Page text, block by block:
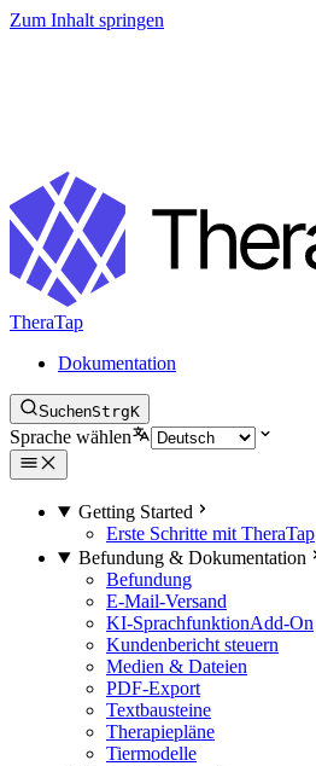
Zum Inhalt springen
TheraTap
Dokumentation
SuchenStrgK
Sprache wählen
Getting Started
Erste Schritte mit TheraTap
Befundung & Dokumentation
Befundung
E-Mail-Versand
KI-SprachfunktionAdd-On
Kundenbericht steuern
Medien & Dateien
PDF-Export
Textbausteine
Therapiepläne
Tiermodelle